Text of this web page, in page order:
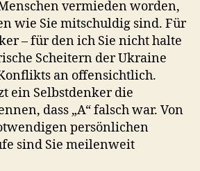
vermieden worden,
wie Sie mitschuldig sind. Für
– für den ich Sie nicht halte
Scheitern der Ukraine
an offensichtlich.
ein Selbstdenker die
dass „A“ falsch war. Von
persönlichen
sind Sie meilenweit